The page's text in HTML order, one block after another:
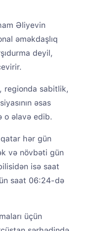
Əliyevin
əməkdaşlıq
deyil,
regionda sabitlik,
əsas
o əlavə edib.
hər gün
və növbəti gün
isə saat
saat 06:24-də
üçün